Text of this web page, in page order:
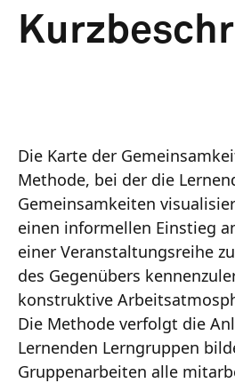
Die Karte der
Methode, bei der die
Gemeinsamkeiten
einen informellen Einstieg
einer Veranstaltungsreihe
des Gegenübers
konstruktive
Die Methode verfolgt die
Lernenden Lerngruppen
Gruppenarbeiten alle